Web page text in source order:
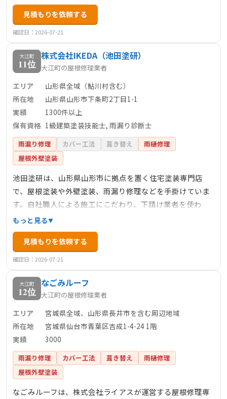
見積もりを依頼する
確認日：2026-07-21
大江町
11位
株式会社IKEDA（池田塗研）
大江町の屋根修理業者
エリア
山形県全域（鮎川村含む）
所在地
山形県山形市下条町2丁目1-1
実績
1300件以上
保有資格 1級建築塗装技能士, 雨漏り診断士
雨漏り修理 カバー工法 葺き替え
雨樋修理
屋根外壁塗装
池田塗研は、山形県山形市に拠点を置く住宅塗装専門店
で、屋根塗装や外壁塗装、雨漏り修理などを手掛けていま
す。自社職人による施工にこだわり、下請け業者を使わ
ず、責任を持って高品質な施工を提供しています。施工前
には無料診断を実施し、1級建築塗装技能士や雨漏り診断士
の資格を持つスタッフが適切な診断を行います。施工後
は、工事完了報告書として工程ごとの写真をアルバムにま
とめて提供し、アフターフォローも万全です。山形県内で
1300件以上の施工実績があり、地域に密着したサービスを
展開しています。
もっと見る
見積もりを依頼する
確認日：2026-07-21
大江町
12位
なごみルーフ
大江町の屋根修理業者
エリア
宮城県全域、山形県長井市を含む周辺地域
所在地
宮城県仙台市青葉区吉成1-4-24 1階
実績
3000
雨漏り修理 カバー工法 葺き替え
雨樋修理
屋根外壁塗装
なごみルーフは、株式会社ライアスが運営する屋根修理専